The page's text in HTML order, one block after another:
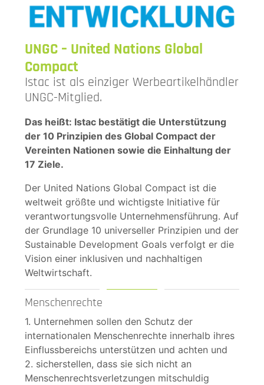
UNGC – United Nations Global
Compact
Istac ist als einziger Werbeartikelhändler
UNGC-Mitglied.
Das heißt: Istac bestätigt die Unterstützung
der 10 Prinzipien des Global Compact der
Vereinten Nationen sowie die Einhaltung der
17 Ziele.
Der United Nations Global Compact ist die
weltweit größte und wichtigste Initiative für
verantwortungsvolle Unternehmensführung. Auf
der Grundlage 10 universeller Prinzipien und der
Sustainable Development Goals verfolgt er die
Vision einer inklusiven und nachhaltigen
Weltwirtschaft.
Menschenrechte
1. Unternehmen sollen den Schutz der
internationalen Menschenrechte innerhalb ihres
Einflussbereichs unterstützen und achten und
2. sicherstellen, dass sie sich nicht an
Menschenrechtsverletzungen mitschuldig